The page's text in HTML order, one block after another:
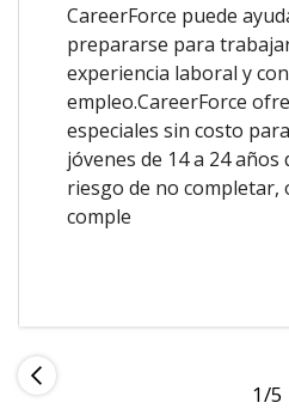
CareerForce puede
prepararse para
experiencia laboral y
empleo.CareerForce
especiales sin costo
jóvenes de 14 a 24 años
riesgo de no completar,
comple
1